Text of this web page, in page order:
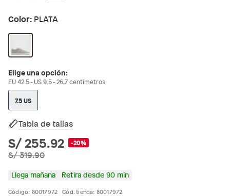
Color: PLATA
Elige una opción:
EU 42.5 - US 9.5 - 26,7 centímetros
7.5 US
Tabla de tallas
S/ 255.92 -20%
S/ 319.90
Llega mañana Retira desde 90 min
Código: 80017972 Cód. tienda: 80017972